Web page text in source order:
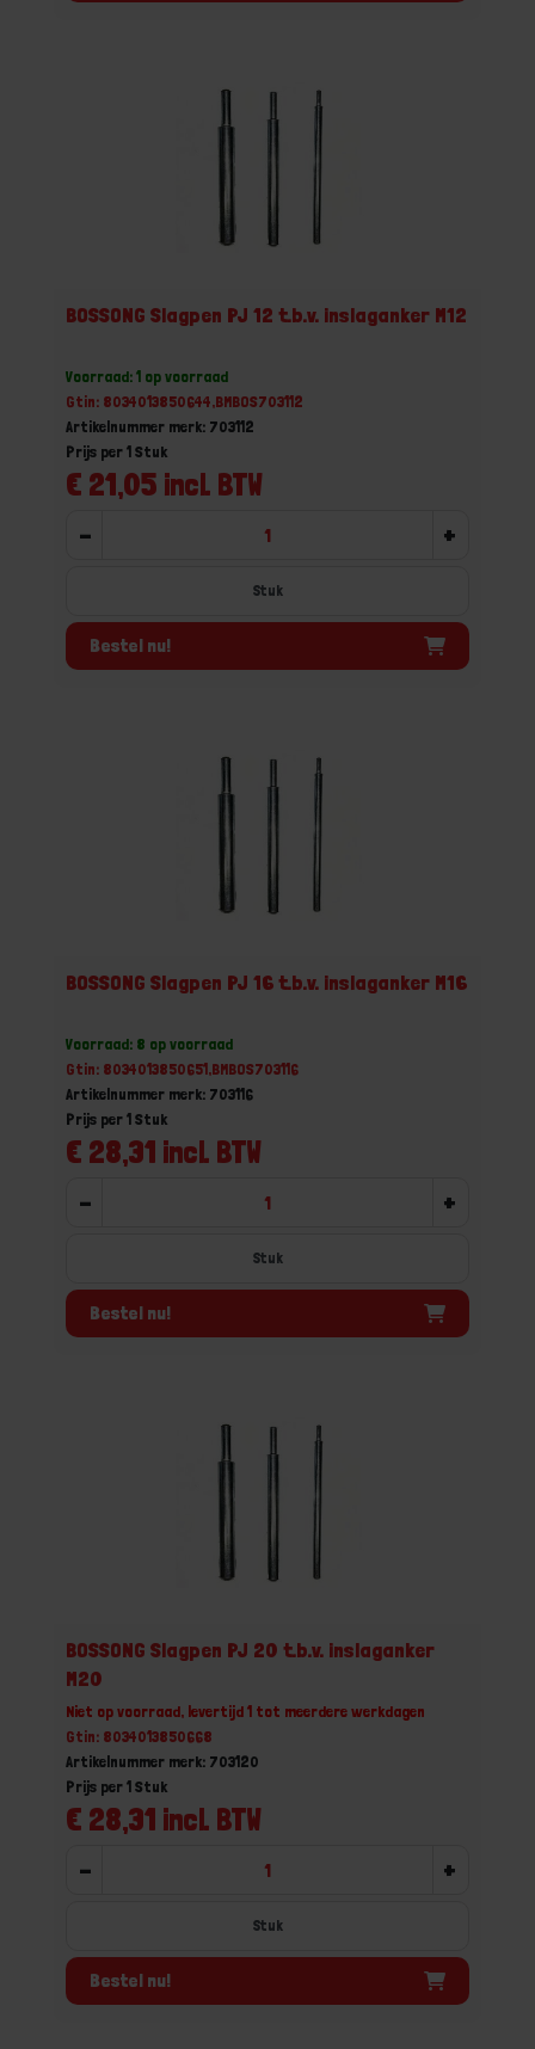
BOSSONG Slagpen PJ 12 t.b.v. inslaganker M12
Voorraad: 1 op voorraad
Gtin: 8034013850644,BMBOS703112
Artikelnummer merk: 703112
€ 21,05 incl. BTW
Prijs per 1 Stuk
- +
Stuk
Bestel nu!
BOSSONG Slagpen PJ 16 t.b.v. inslaganker M16
Voorraad: 8 op voorraad
Gtin: 8034013850651,BMBOS703116
Artikelnummer merk: 703116
€ 28,31 incl. BTW
Prijs per 1 Stuk
- +
Stuk
Bestel nu!
BOSSONG Slagpen PJ 20 t.b.v. inslaganker
M20
Niet op voorraad, levertijd 1 tot meerdere werkdagen
Gtin: 8034013850668
Artikelnummer merk: 703120
€ 28,31 incl. BTW
Prijs per 1 Stuk
- +
Stuk
Bestel nu!